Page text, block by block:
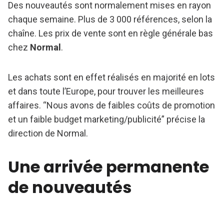
Des nouveautés sont normalement mises en rayon
chaque semaine. Plus de 3 000 références, selon la
chaîne. Les prix de vente sont en règle générale bas
chez Normal .
Les achats sont en effet réalisés en majorité en lots
et dans toute l’Europe, pour trouver les meilleures
affaires. “Nous avons de faibles coûts de promotion
et un faible budget marketing/publicité” précise la
direction de Normal.
Une arrivée permanente
de nouveautés